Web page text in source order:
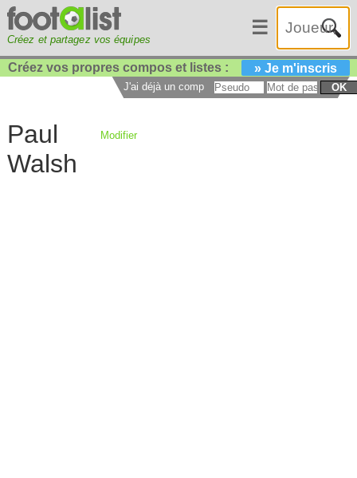
Créez et partagez vos équipes
☰
Créez vos propres compos et listes : » Je m'inscris
J'ai déjà un compte : OK
Paul
Walsh
Modifier